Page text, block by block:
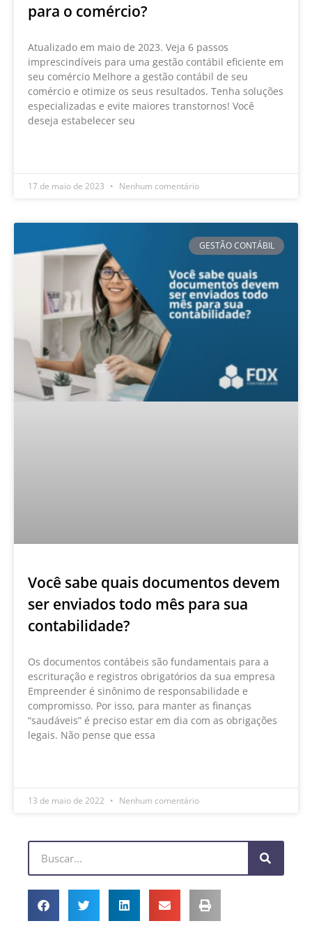
para o comércio?
Atualizado em maio de 2023. Veja 6 passos
imprescindíveis para uma gestão contábil eficiente em
seu comércio Melhore a gestão contábil de seu
comércio e otimize os seus resultados. Tenha soluções
especializadas e evite maiores transtornos! Você
deseja estabelecer seu
17 de maio de 2023 Nenhum comentário
GESTÃO CONTÁBIL
Você sabe quais documentos devem
ser enviados todo mês para sua
contabilidade?
Os documentos contábeis são fundamentais para a
escrituração e registros obrigatórios da sua empresa
Empreender é sinônimo de responsabilidade e
compromisso. Por isso, para manter as finanças
“saudáveis” é preciso estar em dia com as obrigações
legais. Não pense que essa
13 de maio de 2022 Nenhum comentário